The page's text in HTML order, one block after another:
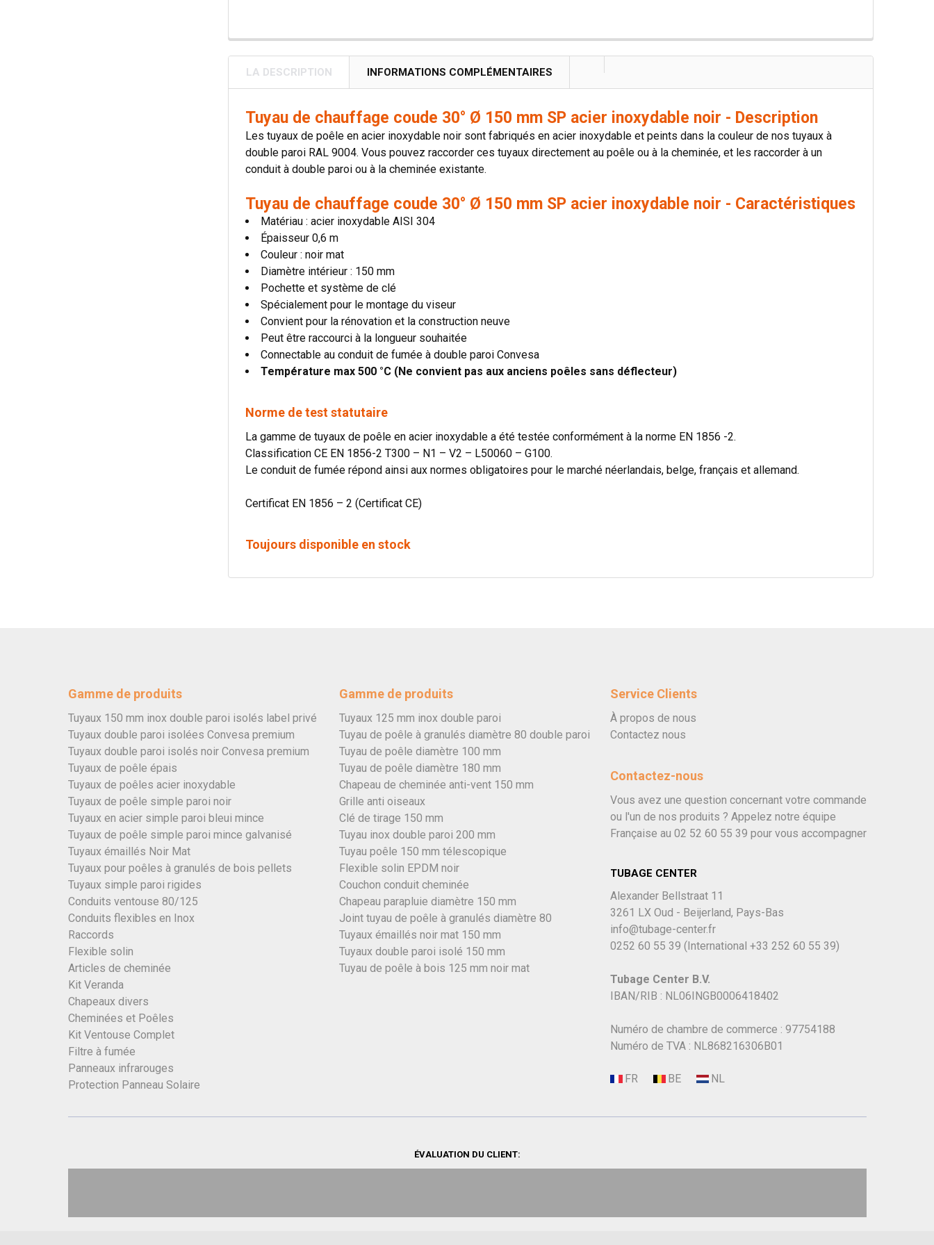
LA DESCRIPTION INFORMATIONS COMPLÉMENTAIRES
Tuyau de chauffage coude 30° Ø 150 mm SP acier inoxydable noir - Description
Les tuyaux de poêle en acier inoxydable noir sont fabriqués en acier inoxydable et peints dans la couleur de nos tuyaux à
double paroi RAL 9004. Vous pouvez raccorder ces tuyaux directement au poêle ou à la cheminée, et les raccorder à un
conduit à double paroi ou à la cheminée existante.
Tuyau de chauffage coude 30° Ø 150 mm SP acier inoxydable noir - Caractéristiques
Matériau : acier inoxydable AISI 304
Épaisseur 0,6 m
Couleur : noir mat
Diamètre intérieur : 150 mm
Pochette et système de clé
Spécialement pour le montage du viseur
Convient pour la rénovation et la construction neuve
Peut être raccourci à la longueur souhaitée
Connectable au conduit de fumée à double paroi Convesa
Température max 500 °C (Ne convient pas aux anciens poêles sans déflecteur)
Norme de test statutaire
La gamme de tuyaux de poêle en acier inoxydable a été testée conformément à la norme EN 1856 -2.
Classification CE EN 1856-2 T300 – N1 – V2 – L50060 – G100.
Le conduit de fumée répond ainsi aux normes obligatoires pour le marché néerlandais, belge, français et allemand.
Certificat EN 1856 – 2 (Certificat CE)
Toujours disponible en stock
Gamme de produits
Tuyaux 150 mm inox double paroi isolés label privé
Tuyaux double paroi isolées Convesa premium
Tuyaux double paroi isolés noir Convesa premium
Tuyaux de poêle épais
Tuyaux de poêles acier inoxydable
Tuyaux de poêle simple paroi noir
Tuyaux en acier simple paroi bleui mince
Tuyaux de poêle simple paroi mince galvanisé
Tuyaux émaillés Noir Mat
Tuyaux pour poêles à granulés de bois pellets
Tuyaux simple paroi rigides
Conduits ventouse 80/125
Conduits flexibles en Inox
Raccords
Flexible solin
Articles de cheminée
Kit Veranda
Chapeaux divers
Cheminées et Poêles
Kit Ventouse Complet
Filtre à fumée
Panneaux infrarouges
Protection Panneau Solaire
Gamme de produits
Tuyaux 125 mm inox double paroi
Tuyau de poêle à granulés diamètre 80 double paroi
Tuyau de poêle diamètre 100 mm
Tuyau de poêle diamètre 180 mm
Chapeau de cheminée anti-vent 150 mm
Grille anti oiseaux
Clé de tirage 150 mm
Tuyau inox double paroi 200 mm
Tuyau poêle 150 mm télescopique
Flexible solin EPDM noir
Couchon conduit cheminée
Chapeau parapluie diamètre 150 mm
Joint tuyau de poêle à granulés diamètre 80
Tuyaux émaillés noir mat 150 mm
Tuyaux double paroi isolé 150 mm
Tuyau de poêle à bois 125 mm noir mat
Service Clients
À propos de nous
Contactez nous
Contactez-nous
Vous avez une question concernant votre commande
ou l'un de nos produits ? Appelez notre équipe
Française au 02 52 60 55 39 pour vous accompagner
TUBAGE CENTER
Alexander Bellstraat 11
3261 LX Oud - Beijerland, Pays-Bas
info@tubage-center.fr
0252 60 55 39 (International +33 252 60 55 39)
Tubage Center B.V.
IBAN/RIB : NL06INGB0006418402
Numéro de chambre de commerce : 97754188
Numéro de TVA : NL868216306B01
ÉVALUATION DU CLIENT: